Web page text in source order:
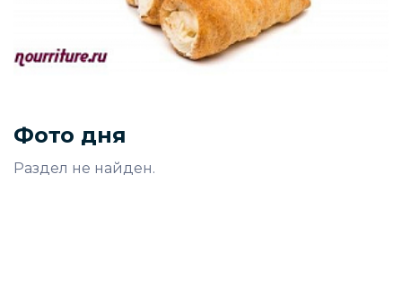
Фото дня
Раздел не найден.